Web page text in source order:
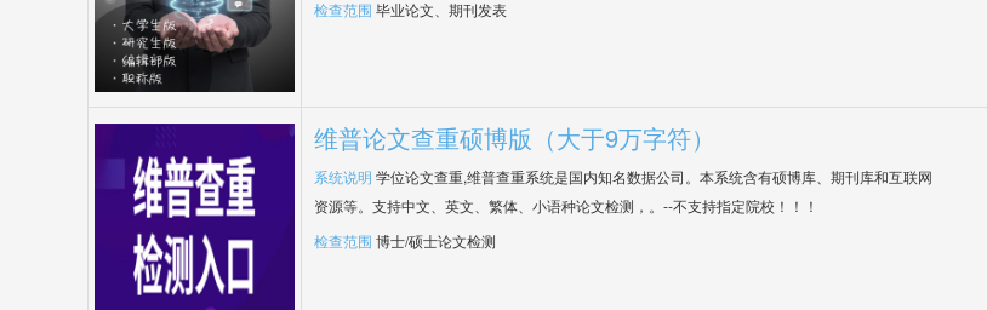
检查范围 毕业论文、期刊发表
维普论文查重硕博版（大于9万字符）
系统说明 学位论文查重,维普查重系统是国内知名数据公司。本系统含有硕博库、期刊库和互联网
资源等。支持中文、英文、繁体、小语种论文检测，。--不支持指定院校！！！
检查范围 博士/硕士论文检测